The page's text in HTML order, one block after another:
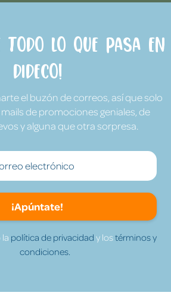
todo lo que pasa en
Dideco!
el buzón de correos, así que solo
de promociones geniales, de
y alguna que otra sorpresa.
¡Apúntate!
política de privacidad y lostérminos y
condiciones.